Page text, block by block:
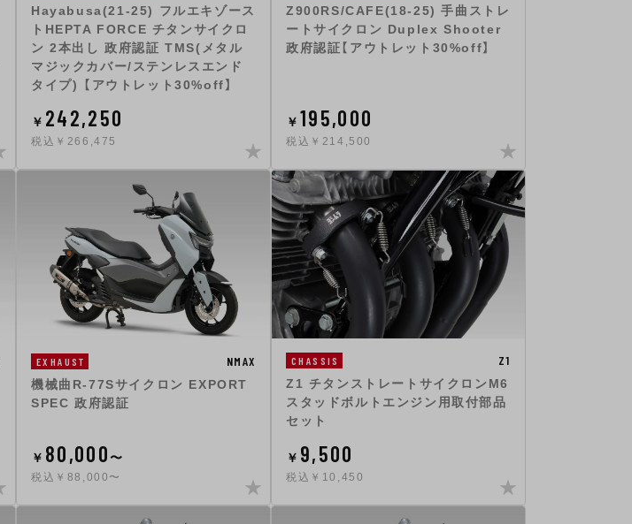
Hayabusa(21-25) フルエキゾース
トHEPTA FORCE チタンサイクロ
ン 2本出し 政府認証 TMS(メタル
マジックカバー/ステンレスエンド
タイプ) 【アウトレット30%off】
￥ 242,250
税込￥266,475
Z900RS/CAFE(18-25) 手曲ストレ
ートサイクロン Duplex Shooter
政府認証【アウトレット30%off】
￥ 195,000
税込￥214,500
EXHAUST NMAX
機械曲R-77Sサイクロン EXPORT
SPEC 政府認証
￥ 80,000〜
税込￥88,000〜
CHASSIS Z1
Z1 チタンストレートサイクロンM6
スタッドボルトエンジン用取付部品
セット
￥ 9,500
税込￥10,450